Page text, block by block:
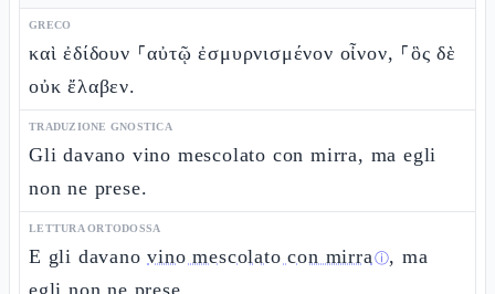
GRECO
καὶ ἐδίδουν ⸀αὐτῷ ἐσμυρνισμένον οἶνον, ⸀ὃς δὲ
οὐκ ἔλαβεν.
TRADUZIONE GNOSTICA
Gli davano vino mescolato con mirra, ma egli
non ne prese.
LETTURA ORTODOSSA
E gli davanovino mescolato con mirraⓘ, ma
egli non ne prese.